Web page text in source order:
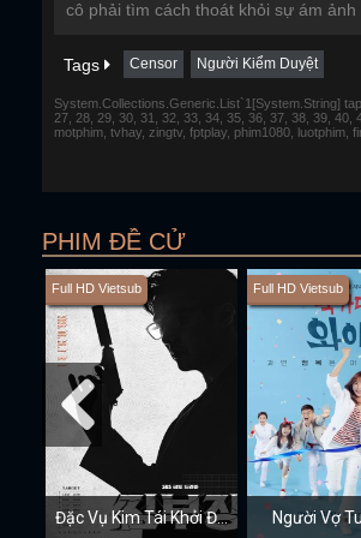
cô phải tìm cách thoát khỏi sự ám ảnh
Tags Censor Người Kiểm Duyệt
System.Collections.Generic.List`1[System.String]
27, 28, 29, 30, 31, 32, 33, 34, 35, 36, 37, 38, 39, 40,
motphim, tvhay, zingtv, fptplay, phim1080, luotphim,
PHIM ĐỀ CỬ
Full HD Vietsub
Đặc Vụ Kim Tái Khởi Động
Full HD Vietsub
Người Vợ